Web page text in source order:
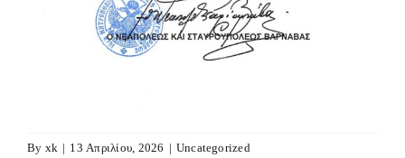
By xk | 13 Απριλίου, 2026 | Uncategorized